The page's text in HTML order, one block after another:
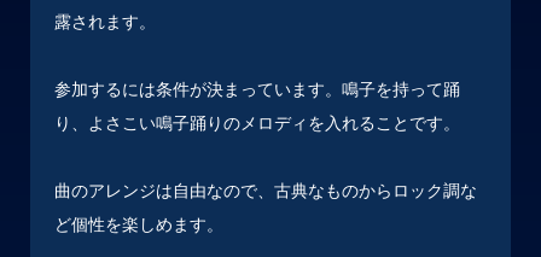
露されます。
参加するには条件が決まっています。鳴子を持って踊
り、よさこい鳴子踊りのメロディを入れることです。
曲のアレンジは自由なので、古典なものからロック調な
ど個性を楽しめます。